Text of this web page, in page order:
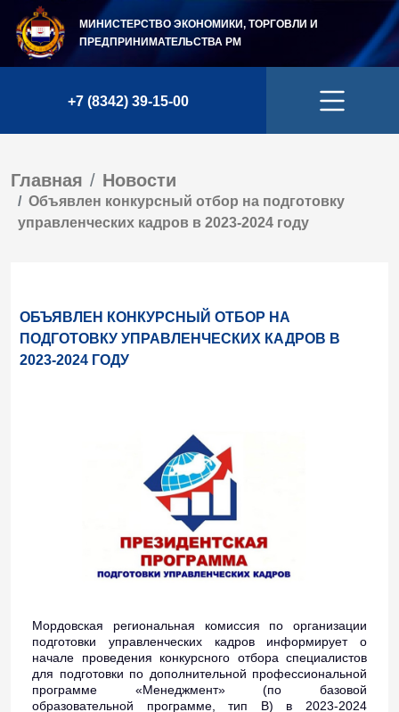
МИНИСТЕРСТВО ЭКОНОМИКИ, ТОРГОВЛИ И
ПРЕДПРИНИМАТЕЛЬСТВА РМ
+7 (8342) 39-15-00
Главная Новости
Объявлен конкурсный отбор на подготовку
управленческих кадров в 2023-2024 году
ОБЪЯВЛЕН КОНКУРСНЫЙ ОТБОР НА
ПОДГОТОВКУ УПРАВЛЕНЧЕСКИХ КАДРОВ В
2023-2024 ГОДУ
Мордовская региональная комиссия по организации
подготовки управленческих кадров информирует о
начале проведения конкурсного отбора специалистов
для подготовки по дополнительной профессиональной
программе «Менеджмент» (по базовой
образовательной программе, тип В) в 2023-2024